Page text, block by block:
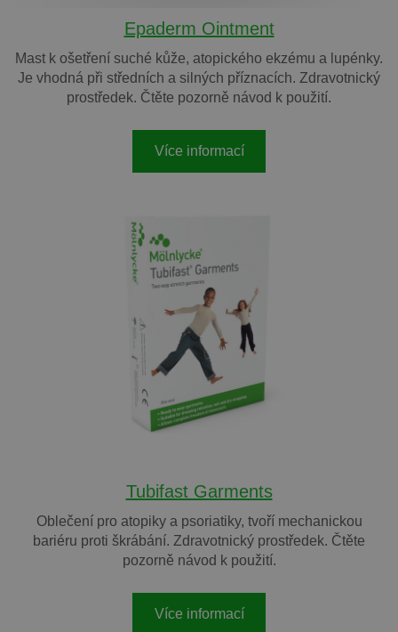
Epaderm Ointment
Mast k ošetření suché kůže, atopického ekzému a lupénky.
Je vhodná při středních a silných příznacích. Zdravotnický
prostředek. Čtěte pozorně návod k použití.
Více informací
Tubifast Garments
Oblečení pro atopiky a psoriatiky, tvoří mechanickou
bariéru proti škrábání. Zdravotnický prostředek. Čtěte
pozorně návod k použití.
Více informací